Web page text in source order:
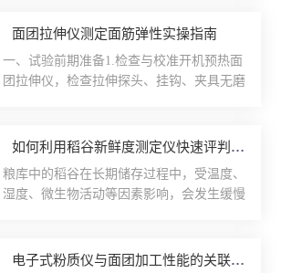
粒长米，导致整精米率虚高。针对这一问
题，优化方向集中在图像预处理阶段。通过
引入自适应膨胀腐蚀算法，可...
足水分、灰分、面筋、理化指标及感官品质
机追求研磨均匀性、细度可控性、样品回收
率高、成分无破坏、数据重复性好。本文主
提供技术依据。一、实验磨粉机整体结构组
成实验磨粉机整体结构紧凑、集成度高，主
要由进料系统、研磨机构、筛...
面团拉伸仪测定面筋弹性实操指南
一、试验前期准备1.检查与校准开机预热面
团拉伸仪，检查拉伸探头、挂钩、夹具无磨
消除检测偏差。清理仪器台面粉尘、面屑，
待测面粉、标准实验用水、和面设备、醒面
盒、刮面刀、电子天平、计时器。提前将环
制备精准称取定量面粉，按国标配比加水，
如何利用稻谷新鲜度测定仪快速评判粮库陈化粮比例？
粮库中的稻谷在长期储存过程中，受温度、
湿度、微生物活动等因素影响，会发生缓慢
中部分稻谷的脂肪酸值升高、酶活性降低、电子式粉质仪与面团加工性能的关联性分析